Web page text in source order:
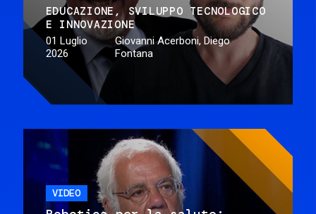
EDUCAZIONE
SVILUPPO TECNOLOGICO
E INNOVAZIONE
01 Luglio
2026
Giovanni Acerboni, Diego
Fontana
VIDEO